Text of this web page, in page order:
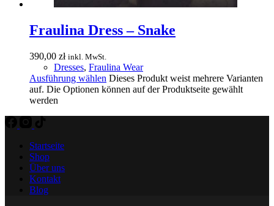
Fraulina Dress – Snake
390,00 zł inkl. MwSt.
Dresses, Fraulina Wear
Ausführung wählen Dieses Produkt weist mehrere Varianten
auf. Die Optionen können auf der Produktseite gewählt
werden
Startseite
Shop
Über uns
Kontakt
Blog